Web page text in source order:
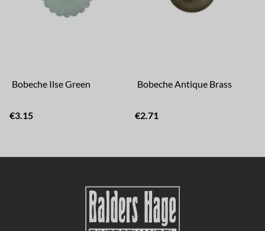
Bobeche Ilse Green
€3.15
Bobeche Antique Brass
€2.71